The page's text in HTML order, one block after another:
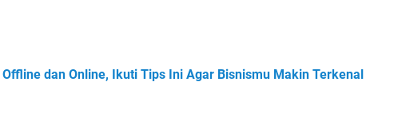
dan Online, Ikuti Tips Ini Agar Bisnismu Makin Terkenal